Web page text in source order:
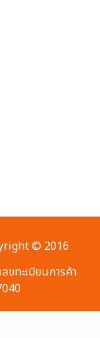
© 2016
ทะเบียนการค้า